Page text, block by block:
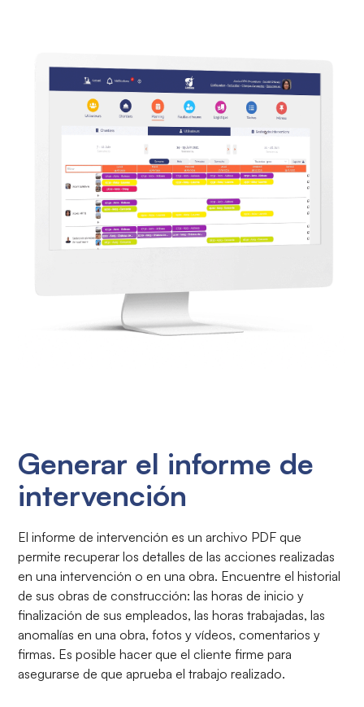
Generar el informe de
intervención
El informe de intervención es un archivo PDF que
permite recuperar los detalles de las acciones realizadas
en una intervención o en una obra. Encuentre el historial
de sus obras de construcción: las horas de inicio y
finalización de sus empleados, las horas trabajadas, las
anomalías en una obra, fotos y vídeos, comentarios y
firmas. Es posible hacer que el cliente firme para
asegurarse de que aprueba el trabajo realizado.